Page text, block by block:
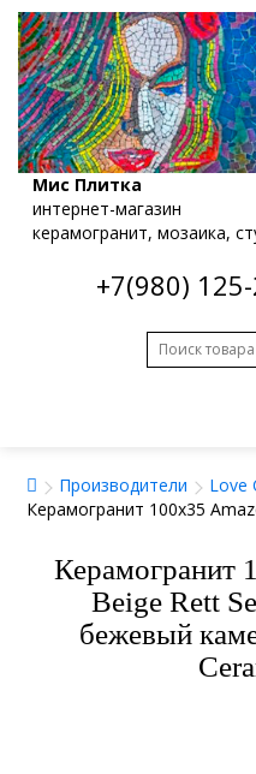
Мис Плитка
интернет-магазин
керамогранит, мозаика,
+7(980)
Производители Love
Керамогранит 100x35
Керамогранит
Beige Rett
бежевый